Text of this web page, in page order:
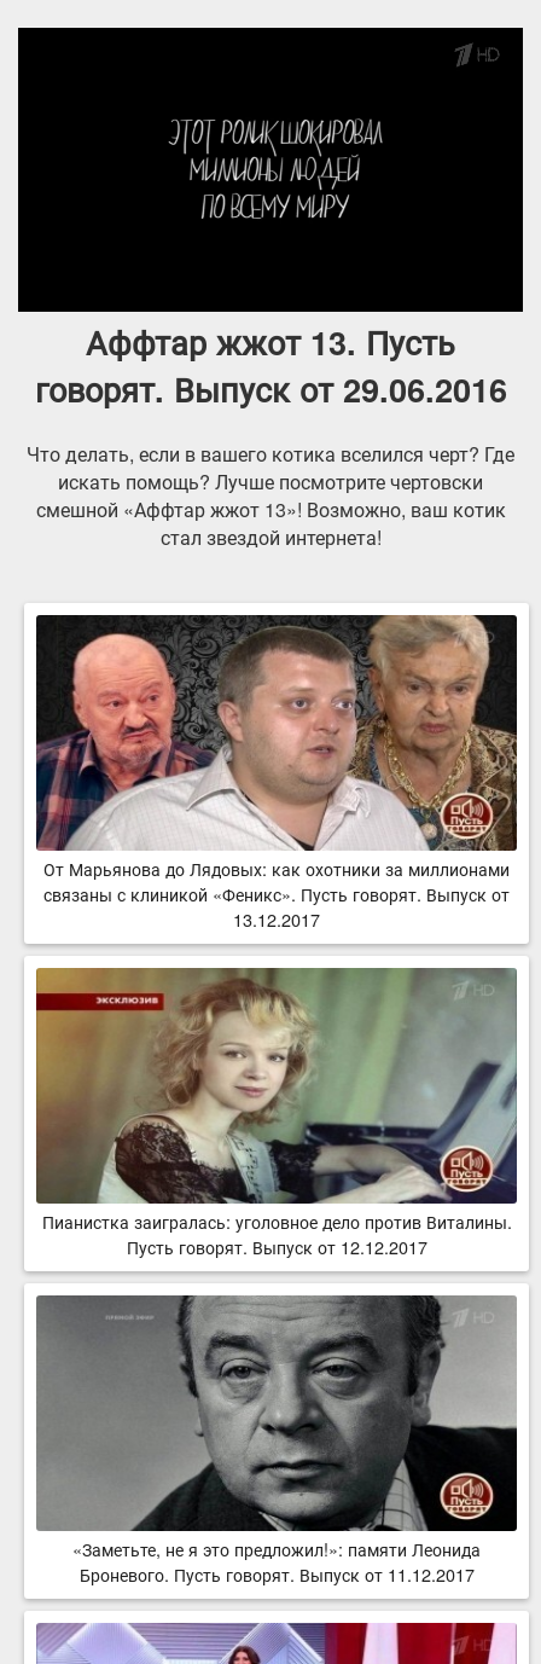
Аффтар жжот 13. Пусть
говорят. Выпуск от 29.06.2016
Что делать, если в вашего котика вселился черт? Где
искать помощь? Лучше посмотрите чертовски
смешной «Аффтар жжот 13»! Возможно, ваш котик
стал звездой интернета!
От Марьянова до Лядовых: как охотники за миллионами
связаны с клиникой «Феникс». Пусть говорят. Выпуск от
13.12.2017
Пианистка заигралась: уголовное дело против Виталины.
Пусть говорят. Выпуск от 12.12.2017
«Заметьте, не я это предложил!»: памяти Леонида
Броневого. Пусть говорят. Выпуск от 11.12.2017